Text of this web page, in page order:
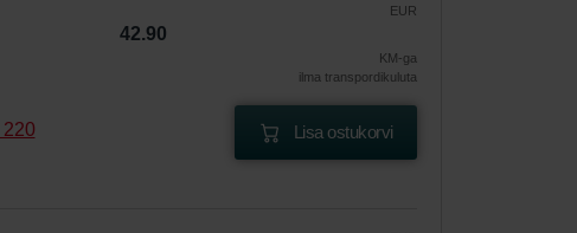
EUR
42.90
KM-ga
ilma transpordikuluta
Lisa ostukorvi